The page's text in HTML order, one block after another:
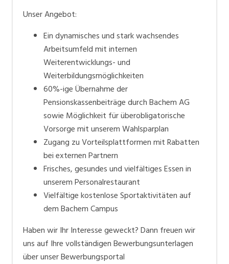
Unser Angebot:
Ein dynamisches und stark wachsendes
Arbeitsumfeld mit internen
Weiterentwicklungs- und
Weiterbildungsmöglichkeiten
60%-ige Übernahme der
Pensionskassenbeiträge durch Bachem AG
sowie Möglichkeit für überobligatorische
Vorsorge mit unserem Wahlsparplan
Zugang zu Vorteilsplattformen mit Rabatten
bei externen Partnern
Frisches, gesundes und vielfältiges Essen in
unserem Personalrestaurant
Vielfältige kostenlose Sportaktivitäten auf
dem Bachem Campus
Haben wir Ihr Interesse geweckt? Dann freuen wir
uns auf Ihre vollständigen Bewerbungsunterlagen
über unser Bewerbungsportal